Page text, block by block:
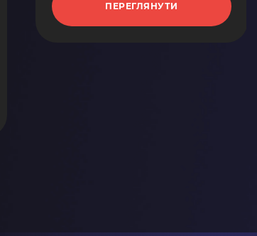
ПЕРЕГЛЯНУТИ